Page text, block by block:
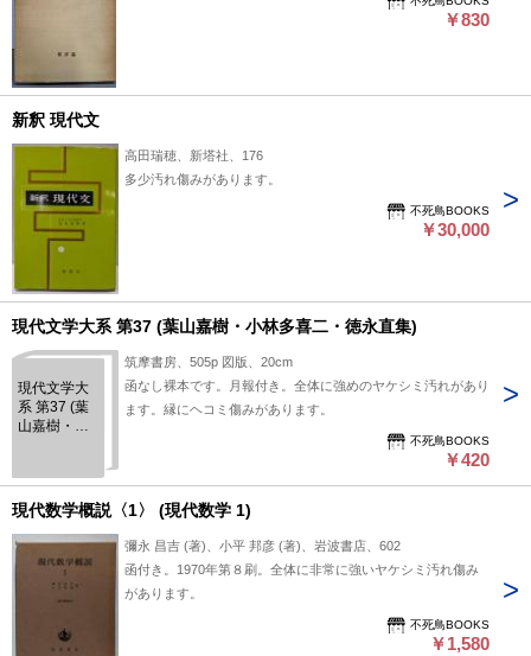
￥830
新釈 現代文
高田瑞穂、新塔社、176
多少汚れ傷みがあります。
不死鳥BOOKS
￥30,000
現代文学大系 第37 (葉山嘉樹・小林多喜二・徳永直集)
現代文学大
系 第37 (葉
山嘉樹・小
筑摩書房、505p 図版、20cm
函なし裸本です。月報付き。全体に強めのヤケシミ汚れがあり
ます。縁にヘコミ傷みがあります。
不死鳥BOOKS
￥420
現代数学概説〈1〉 (現代数学 1)
彌永 昌吉 (著)、小平 邦彦 (著)、岩波書店、602
函付き。1970年第８刷。全体に非常に強いヤケシミ汚れ傷み
があります。
不死鳥BOOKS
￥1,580